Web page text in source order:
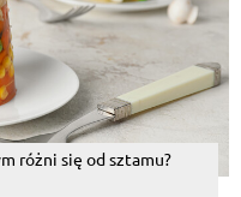
różni się od sztamu?